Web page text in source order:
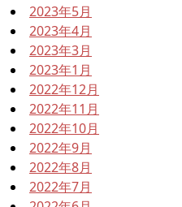
2023年5月
2023年4月
2023年3月
2023年1月
2022年12月
2022年11月
2022年10月
2022年9月
2022年8月
2022年7月